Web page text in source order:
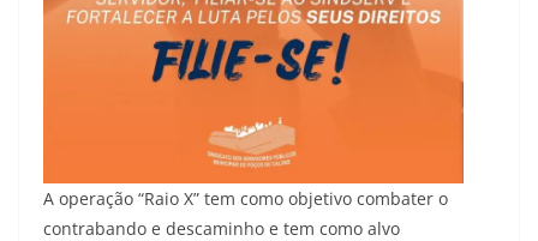
A operação “Raio X” tem como objetivo combater o
contrabando e descaminho e tem como alvo